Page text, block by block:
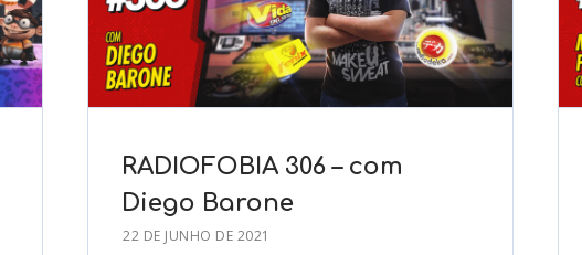
RADIOFOBIA 306 – com
Diego Barone
22 DE JUNHO DE 2021